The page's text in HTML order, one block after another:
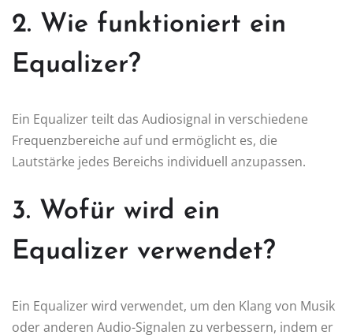
2. Wie funktioniert ein
Equalizer?
Ein Equalizer teilt das Audiosignal in verschiedene
Frequenzbereiche auf und ermöglicht es, die
Lautstärke jedes Bereichs individuell anzupassen.
3. Wofür wird ein
Equalizer verwendet?
Ein Equalizer wird verwendet, um den Klang von Musik
oder anderen Audio-Signalen zu verbessern, indem er